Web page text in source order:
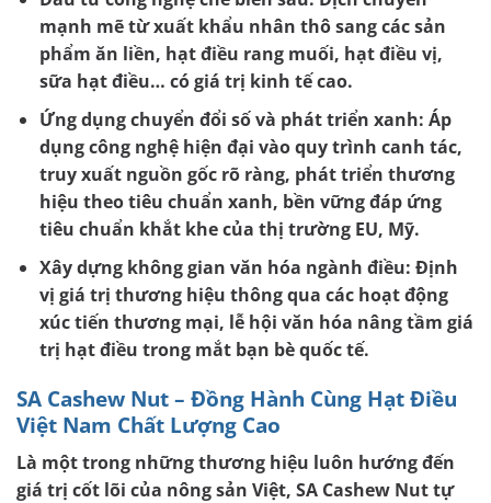
mạnh mẽ từ xuất khẩu nhân thô sang các sản
phẩm ăn liền, hạt điều rang muối, hạt điều vị,
sữa hạt điều… có giá trị kinh tế cao.
Ứng dụng chuyển đổi số và phát triển xanh: Áp
dụng công nghệ hiện đại vào quy trình canh tác,
truy xuất nguồn gốc rõ ràng, phát triển thương
hiệu theo tiêu chuẩn xanh, bền vững đáp ứng
tiêu chuẩn khắt khe của thị trường EU, Mỹ.
Xây dựng không gian văn hóa ngành điều: Định
vị giá trị thương hiệu thông qua các hoạt động
xúc tiến thương mại, lễ hội văn hóa nâng tầm giá
trị hạt điều trong mắt bạn bè quốc tế.
SA Cashew Nut – Đồng Hành Cùng Hạt Điều
Việt Nam Chất Lượng Cao
Là một trong những thương hiệu luôn hướng đến
giá trị cốt lõi của nông sản Việt, SA Cashew Nuttự